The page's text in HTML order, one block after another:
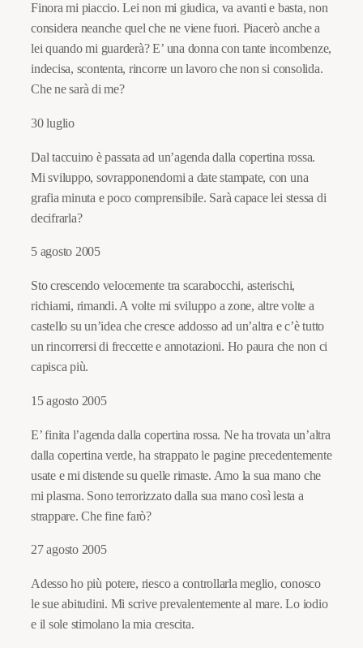
Finora mi piaccio. Lei non mi giudica, va avanti e basta, non
considera neanche quel che ne viene fuori. Piacerò anche a
lei quando mi guarderà? E’ una donna con tante incombenze,
indecisa, scontenta, rincorre un lavoro che non si consolida.
Che ne sarà di me?
30 luglio
Dal taccuino è passata ad un’agenda dalla copertina rossa.
Mi sviluppo, sovrapponendomi a date stampate, con una
grafia minuta e poco comprensibile. Sarà capace lei stessa di
decifrarla?
5 agosto 2005
Sto crescendo velocemente tra scarabocchi, asterischi,
richiami, rimandi. A volte mi sviluppo a zone, altre volte a
castello su un’idea che cresce addosso ad un’altra e c’è tutto
un rincorrersi di freccette e annotazioni. Ho paura che non ci
capisca più.
15 agosto 2005
E’ finita l’agenda dalla copertina rossa. Ne ha trovata un’altra
dalla copertina verde, ha strappato le pagine precedentemente
usate e mi distende su quelle rimaste. Amo la sua mano che
mi plasma. Sono terrorizzato dalla sua mano così lesta a
strappare. Che fine farò?
27 agosto 2005
Adesso ho più potere, riesco a controllarla meglio, conosco
le sue abitudini. Mi scrive prevalentemente al mare. Lo iodio
e il sole stimolano la mia crescita.